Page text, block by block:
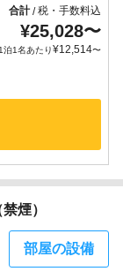
合計/税・手数料込
¥25,028〜
1泊1名あたり¥12,514〜
煙）
部屋の設備